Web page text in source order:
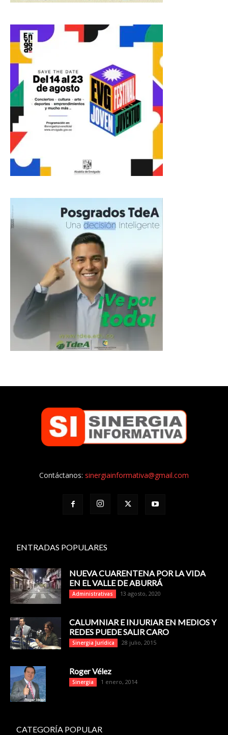
Contáctanos: sinergiainformativa@gmail.com
ENTRADAS POPULARES
NUEVA CUARENTENA POR LA VIDA
EN EL VALLE DE ABURRÁ
Administrativas 13 agosto, 2020
CALUMNIAR E INJURIAR EN MEDIOS Y
REDES PUEDE SALIR CARO
Sinergia Jurídica 28 julio, 2015
Roger Vélez
Sinergia 1 enero, 2014
CATEGORÍA POPULAR